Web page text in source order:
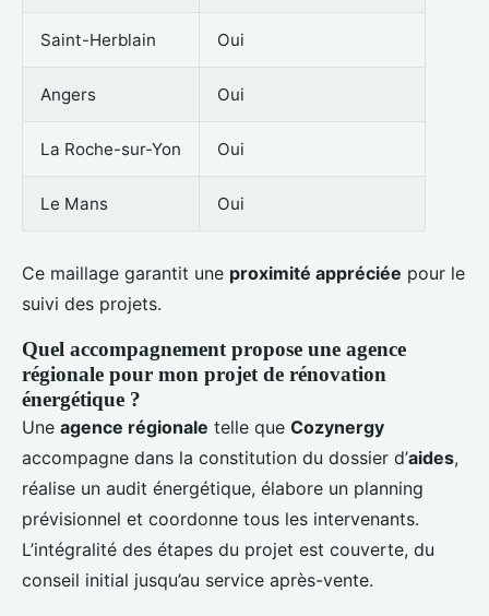
Saint-Herblain Oui
Angers Oui
La Roche-sur-Yon Oui
Le Mans Oui
Ce maillage garantit une proximité appréciée pour le
suivi des projets.
Quel accompagnement propose une agence
régionale pour mon projet de rénovation
énergétique ?
Une agence régionale telle que Cozynergy
accompagne dans la constitution du dossier d’aides,
réalise un audit énergétique, élabore un planning
prévisionnel et coordonne tous les intervenants.
L’intégralité des étapes du projet est couverte, du
conseil initial jusqu’au service après-vente.